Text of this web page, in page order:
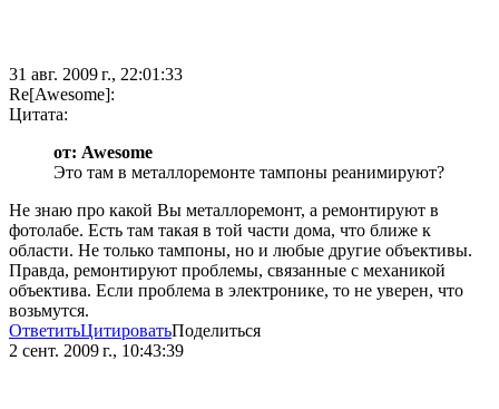
31 авг. 2009 г., 22:01:33
Re[Awesome]:
Цитата:
от: Awesome
Это там в металлоремонте тампоны реанимируют?
Не знаю про какой Вы металлоремонт, а ремонтируют в
фотолабе. Есть там такая в той части дома, что ближе к
области. Не только тампоны, но и любые другие объективы.
Правда, ремонтируют проблемы, связанные с механикой
объектива. Если проблема в электронике, то не уверен, что
возьмутся.
ОтветитьЦитироватьПоделиться
2 сент. 2009 г., 10:43:39